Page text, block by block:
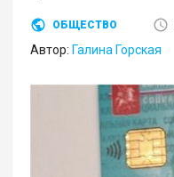
ОБЩЕСТВО
Автор: Галина Горская